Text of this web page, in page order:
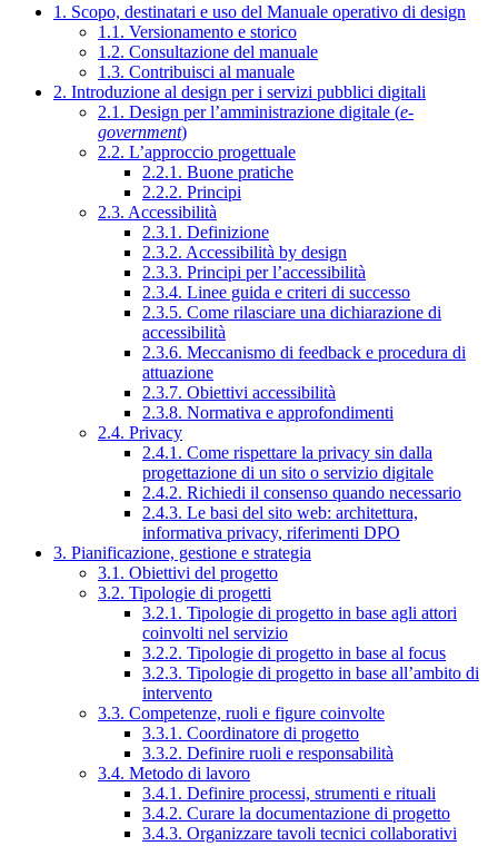
1. Scopo, destinatari e uso del Manuale operativo di design
1.1. Versionamento e storico
1.2. Consultazione del manuale
1.3. Contribuisci al manuale
2. Introduzione al design per i servizi pubblici digitali
2.1. Design per l’amministrazione digitale (e-
government)
2.2. L’approccio progettuale
2.2.1. Buone pratiche
2.2.2. Principi
2.3. Accessibilità
2.3.1. Definizione
2.3.2. Accessibilità by design
2.3.3. Principi per l’accessibilità
2.3.4. Linee guida e criteri di successo
2.3.5. Come rilasciare una dichiarazione di
accessibilità
2.3.6. Meccanismo di feedback e procedura di
attuazione
2.3.7. Obiettivi accessibilità
2.3.8. Normativa e approfondimenti
2.4. Privacy
2.4.1. Come rispettare la privacy sin dalla
progettazione di un sito o servizio digitale
2.4.2. Richiedi il consenso quando necessario
2.4.3. Le basi del sito web: architettura,
informativa privacy, riferimenti DPO
3. Pianificazione, gestione e strategia
3.1. Obiettivi del progetto
3.2. Tipologie di progetti
3.2.1. Tipologie di progetto in base agli attori
coinvolti nel servizio
3.2.2. Tipologie di progetto in base al focus
3.2.3. Tipologie di progetto in base all’ambito di
intervento
3.3. Competenze, ruoli e figure coinvolte
3.3.1. Coordinatore di progetto
3.3.2. Definire ruoli e responsabilità
3.4. Metodo di lavoro
3.4.1. Definire processi, strumenti e rituali
3.4.2. Curare la documentazione di progetto
3.4.3. Organizzare tavoli tecnici collaborativi